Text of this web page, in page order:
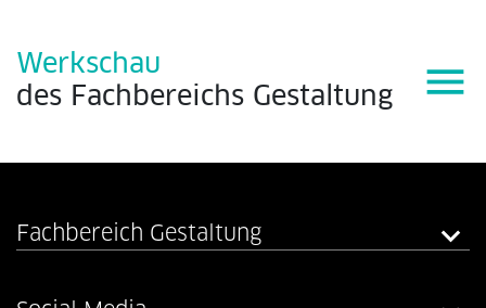
Werkschau
des Fachbereichs Gestaltung menu
Fachbereich Gestaltung